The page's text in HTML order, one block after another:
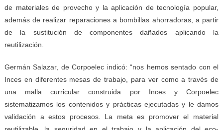
de materiales de provecho y la aplicación de tecnología popular,
además de realizar reparaciones a bombillas ahorradoras, a partir
de la sustitución de componentes dañados aplicando la
reutilización.
Germán Salazar, de Corpoelec indicó: “nos hemos sentado con el
Inces en diferentes mesas de trabajo, para ver como a través de
una malla curricular construida por Inces y Corpoelec
sistematizamos los contenidos y prácticas ejecutadas y le damos
validación a estos procesos. La meta es promover el material